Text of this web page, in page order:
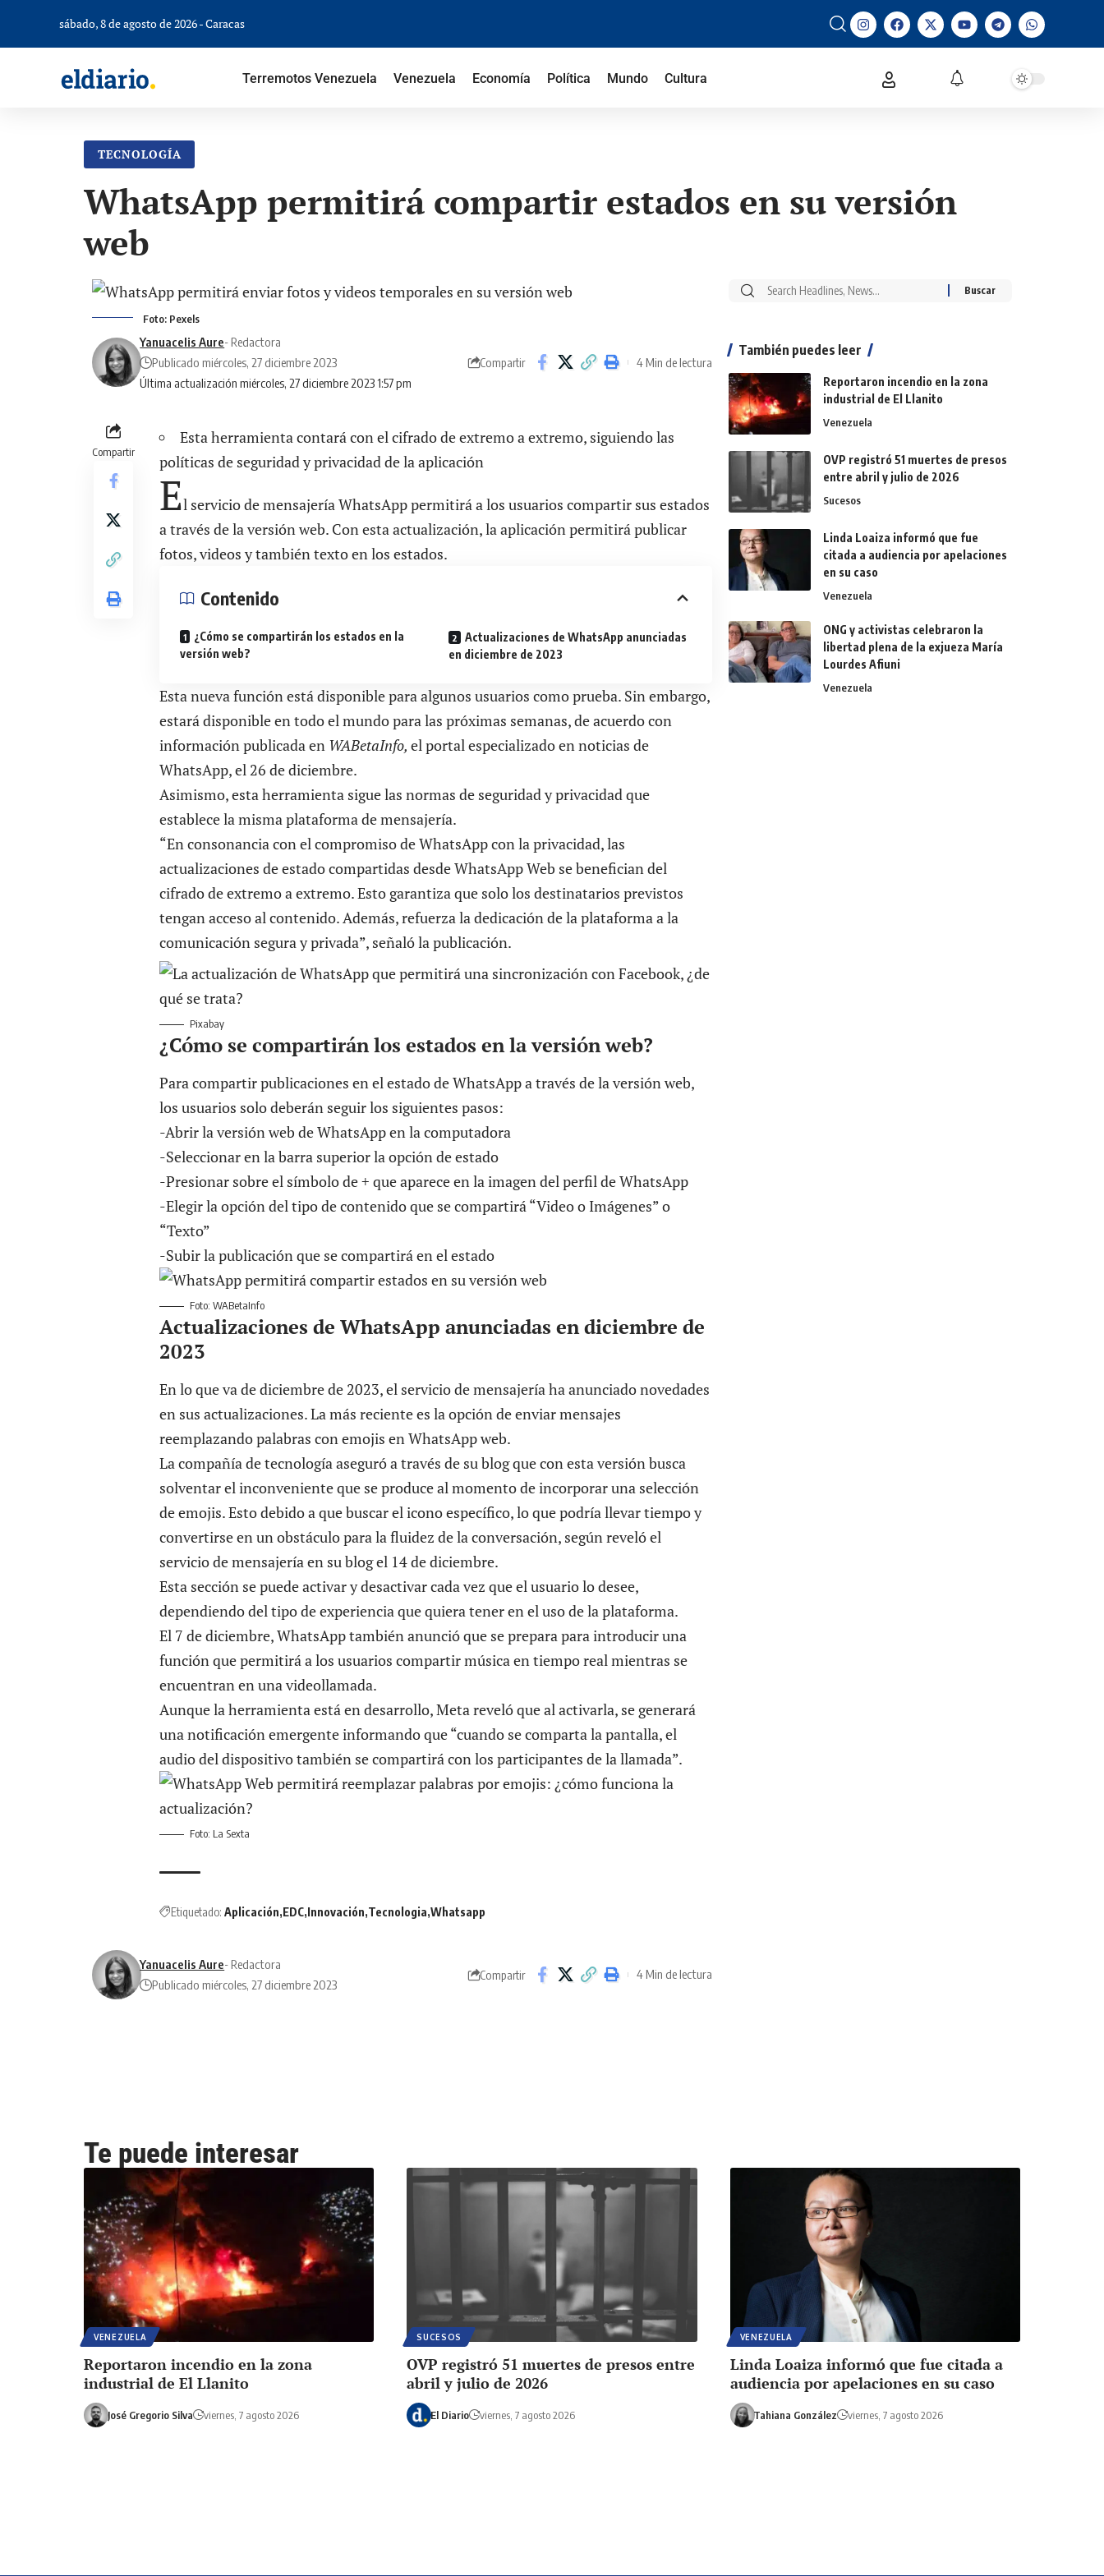
sábado, 8 de agosto de 2026 - Caracas
Terremotos Venezuela Venezuela Economía Política Mundo Cultura
TECNOLOGÍA
WhatsApp permitirá compartir estados en su versión
web
Foto: Pexels
Última actualización miércoles, 27 diciembre 2023 1:57 pm
Yanuacelis Aure- Redactora
Publicado miércoles, 27 diciembre 2023
Compartir 4 Min de lectura
Compartir
Esta herramienta contará con el cifrado de extremo a extremo, siguiendo las
políticas de seguridad y privacidad de la aplicación
El servicio de mensajería WhatsApp permitirá a los usuarios compartir sus estados
a través de la versión web. Con esta actualización, la aplicación permitirá publicar
fotos, videos y también texto en los estados.
Contenido
¿Cómo se compartirán los estados en la
versión web?
Actualizaciones de WhatsApp anunciadas
en diciembre de 2023
Esta nueva función está disponible para algunos usuarios como prueba. Sin embargo,
estará disponible en todo el mundo para las próximas semanas, de acuerdo con
información publicada en WABetaInfo, el portal especializado en noticias de
WhatsApp, el 26 de diciembre.
Asimismo, esta herramienta sigue las normas de seguridad y privacidad que
establece la misma plataforma de mensajería.
“En consonancia con el compromiso de WhatsApp con la privacidad, las
actualizaciones de estado compartidas desde WhatsApp Web se benefician del
cifrado de extremo a extremo. Esto garantiza que solo los destinatarios previstos
tengan acceso al contenido. Además, refuerza la dedicación de la plataforma a la
comunicación segura y privada”, señaló la publicación.
Pixabay
¿Cómo se compartirán los estados en la versión web?
Para compartir publicaciones en el estado de WhatsApp a través de la versión web,
los usuarios solo deberán seguir los siguientes pasos:
-Abrir la versión web de WhatsApp en la computadora
-Seleccionar en la barra superior la opción de estado
-Presionar sobre el símbolo de + que aparece en la imagen del perfil de WhatsApp
-Elegir la opción del tipo de contenido que se compartirá “Video o Imágenes” o
“Texto”
-Subir la publicación que se compartirá en el estado
Foto: WABetaInfo
Actualizaciones de WhatsApp anunciadas en diciembre de
2023
En lo que va de diciembre de 2023, el servicio de mensajería ha anunciado novedades
en sus actualizaciones. La más reciente es la opción de enviar mensajes
reemplazando palabras con emojis en WhatsApp web.
La compañía de tecnología aseguró a través de su blog que con esta versión busca
solventar el inconveniente que se produce al momento de incorporar una selección
de emojis. Esto debido a que buscar el icono específico, lo que podría llevar tiempo y
convertirse en un obstáculo para la fluidez de la conversación, según reveló el
servicio de mensajería en su blog el 14 de diciembre.
Esta sección se puede activar y desactivar cada vez que el usuario lo desee,
dependiendo del tipo de experiencia que quiera tener en el uso de la plataforma.
El 7 de diciembre, WhatsApp también anunció que se prepara para introducir una
función que permitirá a los usuarios compartir música en tiempo realmientras se
encuentran en una videollamada.
Aunque la herramienta está en desarrollo, Meta reveló que al activarla, se generará
una notificación emergente informando que “cuando se comparta la pantalla, el
audio del dispositivo también se compartirá con los participantes de la llamada”.
Foto: La Sexta
Etiquetado: Aplicación EDC Innovación Tecnologia Whatsapp
Yanuacelis Aure- Redactora
Publicado miércoles, 27 diciembre 2023
Compartir 4 Min de lectura
También puedes leer
Reportaron incendio en la zona
industrial de El Llanito
Venezuela
OVP registró 51 muertes de presos
entre abril y julio de 2026
Sucesos
Linda Loaiza informó que fue
citada a audiencia por apelaciones
en su caso
Venezuela
ONG y activistas celebraron la
libertad plena de la exjueza María
Lourdes Afiuni
Venezuela
Te puede interesar
VENEZUELA
Reportaron incendio en la zona
industrial de El Llanito
José Gregorio Silva viernes, 7 agosto 2026
SUCESOS
OVP registró 51 muertes de presos entre
abril y julio de 2026
El Diario viernes, 7 agosto 2026
VENEZUELA
Linda Loaiza informó que fue citada a
audiencia por apelaciones en su caso
Tahiana González viernes, 7 agosto 2026